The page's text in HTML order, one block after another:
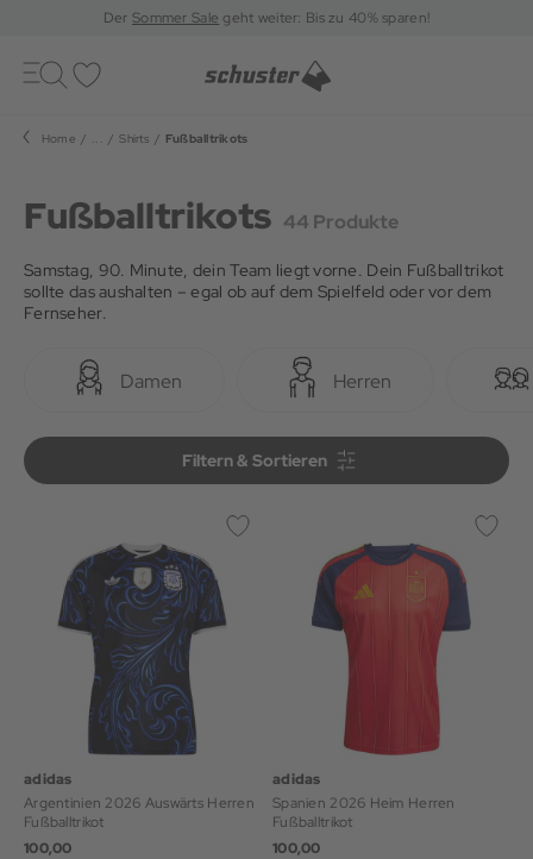
DerSommer Sale geht weiter: Bis zu 40% sparen!
Toggle
navigation
Home ... Shirts Fußballtrikots
Fußballtrikots 44 Produkte
Samstag, 90. Minute, dein Team liegt vorne. Dein Fußballtrikot
sollte das aushalten – egal ob auf dem Spielfeld oder vor dem
Fernseher.
Damen Herren
Filtern & Sortieren
Filtern & Sortieren
adidas
Argentinien 2026 Auswärts Herren
Fußballtrikot
100,00
adidas
Spanien 2026 Heim Herren
Fußballtrikot
100,00